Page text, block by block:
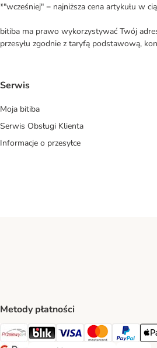
*"wcześniej" = najniższa cena artykułu w
bitiba ma prawo wykorzystywać Twój
przesyłu zgodnie z taryfą podstawową,
Serwis
Moja bitiba
Serwis Obsługi Klienta
Informacje o przesyłce
Metody płatności
Przelewy24 Payment Method
Blik Payment Method
VISA Payment Method
MasterCard
PayPal